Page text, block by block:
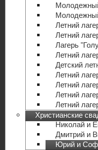
Летний
Летний
Лагерь
Летний
Детский
Летний
Летний
Летний
Летний
Христианские
Николай и
Дмитрий и
Юрий и